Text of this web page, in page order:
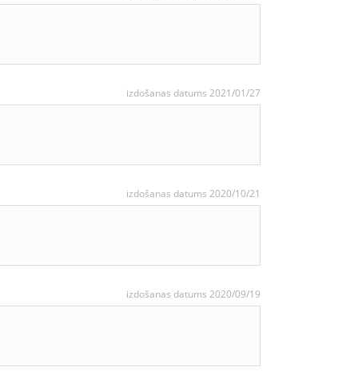
izdošanas datums 2021/01/27
izdošanas datums 2020/10/21
izdošanas datums 2020/09/19